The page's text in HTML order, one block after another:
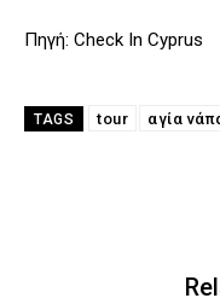
Πηγή: Check In Cyprus
TAGS tour αγία